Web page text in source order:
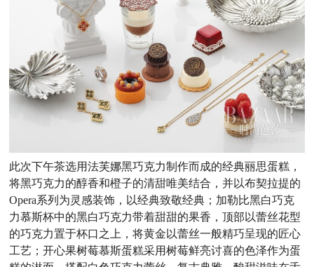
此次下午茶选用法芙娜黑巧克力制作而成的经典丽思蛋糕，
将黑巧克力的醇香和橙子的清甜唯美结合，并以布契拉提的
Opera系列为灵感装饰，以经典致敬经典；加勒比黑白巧克
力慕斯杯中的黑白巧克力带着甜甜的果香，顶部以蕾丝花型
的巧克力置于杯口之上，将黄金以蕾丝一般精巧呈现的匠心
工艺；开心果树莓慕斯蛋糕采用树莓鲜亮讨喜的色泽作为蛋